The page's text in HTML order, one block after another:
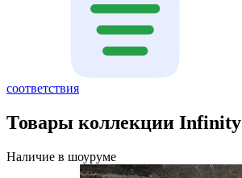
соответствия
Товары коллекции Infinity
Наличие в шоуруме